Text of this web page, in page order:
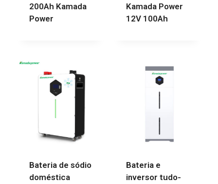
200Ah Kamada
Power
Kamada Power
12V 100Ah
Bateria de sódio
doméstica
Bateria e
inversor tudo-